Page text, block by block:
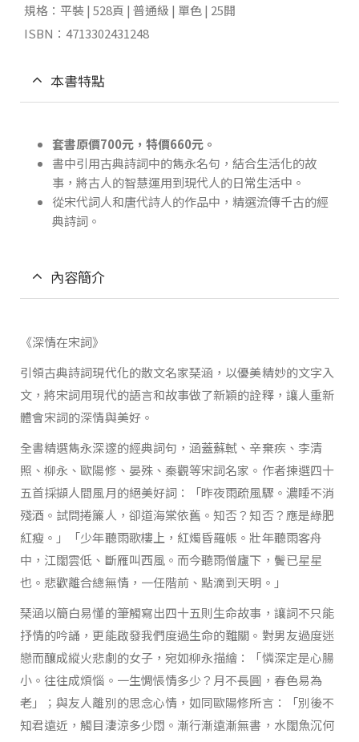
規格：平裝 | 528頁 | 普通級 | 單色 | 25開
ISBN：4713302431248
本書特點
套書原價700元，特價660元 。
書中引用古典詩詞中的雋永名句，結合生活化的故
事，將古人的智慧運用到現代人的日常生活中。
從宋代詞人和唐代詩人的作品中，精選流傳千古的經
典詩詞。
內容簡介
《深情在宋詞》
引領古典詩詞現代化的散文名家琹涵，以優美精妙的文字入
文，將宋詞用現代的語言和故事做了新穎的詮釋，讓人重新
體會宋詞的深情與美好。
全書精選雋永深邃的經典詞句，涵蓋蘇軾、辛棄疾、李清
照、柳永、歐陽修、晏殊、秦觀等宋詞名家。作者揀選四十
五首採擷人間風月的絕美好詞：「昨夜雨疏風驟。濃睡不消
殘酒。試問捲簾人，卻道海棠依舊。知否？知否？應是綠肥
紅瘦。」「少年聽雨歌樓上，紅燭昏羅帳。壯年聽雨客舟
中，江闊雲低、斷雁叫西風。而今聽雨僧廬下，鬢已星星
也。悲歡離合總無情，一任階前、點滴到天明。」
琹涵以簡白易懂的筆觸寫出四十五則生命故事，讓詞不只能
抒情的吟誦，更能啟發我們度過生命的難關。對男友過度迷
戀而釀成縱火悲劇的女子，宛如柳永描繪：「憐深定是心腸
小。往往成煩惱。一生惆悵情多少？月不長圓，春色易為
老」；與友人離別的思念心情，如同歐陽修所言：「別後不
知君遠近，觸目淒涼多少悶。漸行漸遠漸無書，水闊魚沉何